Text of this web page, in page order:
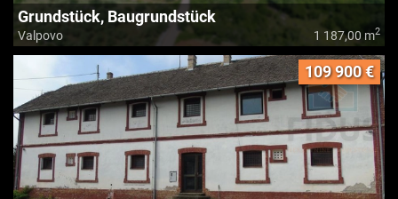
Grundstück, Baugrundstück
Valpovo 1 187,00 m2
109 900 €